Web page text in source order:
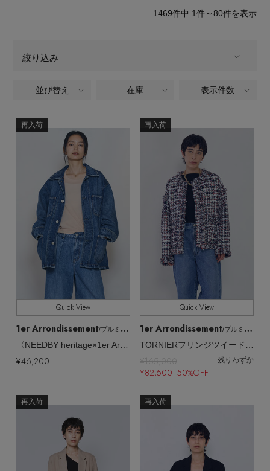
【予約】新作ウェアをチェック
【Tシャツ】デイリーに活躍
【日傘】完全遮光・軽量傘
【サンダル】ビーサンの季節！
【リネン】涼しい夏素材
【CFCL】注目のPOP-UP
【レース】上品な透け感
【雨の日】急な雨対策グッズ
【限定】ここでしか買えないアイテム
アイテム一覧
SALE
CATEGORY
ウェア
すべてのウェア
ブラウス・シャツ
ワンピース・チュニック
パンツ
シューズ
すべてのシューズ
パンプス
スニーカー
バッグ・財布
カゴバッグ
ショルダーバッグ
ストール・マフラー・ケープ
アクセサリー
すべてのアクセサリー
ランジェリー
最新トレンドや限定アイテム、セール情報を
ご登録はこちら
SUPPORT
ご利用ガイド
カスタマーサポート
エル・ショップについて
お知らせ
よくあるご質問
1469件中 1件～80件を表示
絞り込み
商品タイプ ALL
BRAND 全てのブランド
CATEGORY ウェア,ジャケット,ジャケット
COLOR 全てのカラー
PATTERN 全てのパターン
SIZE 全てのサイズ
販売状況 すべて
価格 全ての価格
並び替え 在庫 表示件数
再入荷
Quick View
1er Arrondissement/プルミエ アロンディスモン
〈NEEDBY heritage×1er Arrondissement〉【別注】カバーオール Colette
¥46,200
再入荷
Quick View
1er Arrondissement/プルミエ アロンディスモン
TORNIERフリンジツイードジャケット
¥165,000 残りわずか
¥82,500 50%OFF
再入荷 再入荷